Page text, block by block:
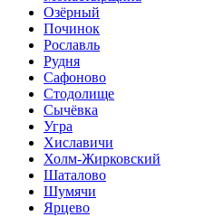
Озёрный
Починок
Рославль
Рудня
Сафоново
Стодолище
Сычёвка
Угра
Хиславичи
Холм-Жирковский
Шаталово
Шумячи
Ярцево